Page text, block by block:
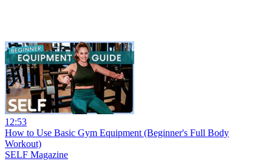
12:53
How to Use Basic Gym Equipment (Beginner's Full Body
Workout)
SELF Magazine